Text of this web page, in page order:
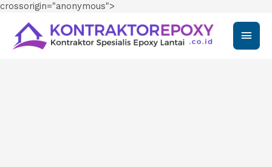
crossorigin="anonymous">
Main